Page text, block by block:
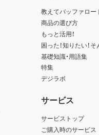
教えてバッファロー
商品の選び方
もっと活用！
困った！知りたい！
基礎知識・用語集
特集
デジラボ
サービス
サービストップ
ご購入時のサービス